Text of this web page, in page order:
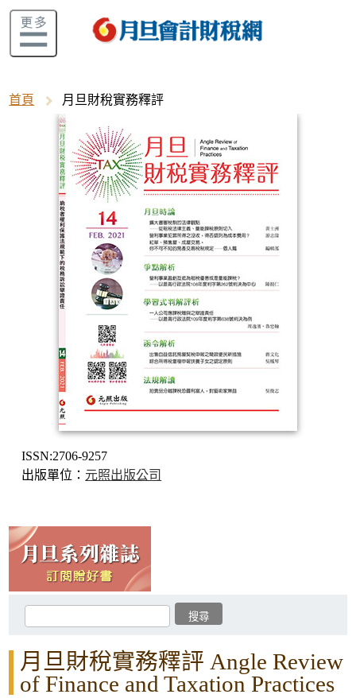
首頁 月旦財稅實務釋評
ISSN:2706-9257
出版單位： 元照出版公司
月旦財稅實務釋評 Angle Review
of Finance and Taxation Practices